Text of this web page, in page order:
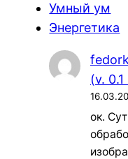
Умный ум
Энергетика
(v.
ок.